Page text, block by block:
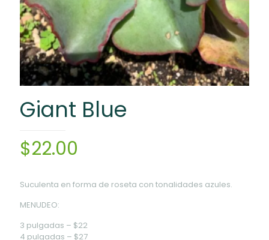
Giant Blue
$22.00
Suculenta en forma de roseta con tonalidades azules.
MENUDEO:
3 pulgadas – $22
4 pulgadas – $27